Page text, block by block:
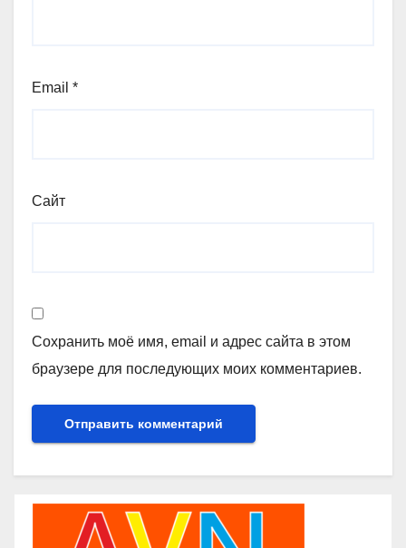
Email *
Сайт
Сохранить моё имя, email и адрес сайта в этом
браузере для последующих моих комментариев.